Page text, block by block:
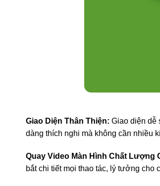
Giao Diện Thân Thiện: Giao diện dễ
dàng thích nghi mà không cần nhiều
Quay Video Màn Hình Chất Lượng
bắt chi tiết mọi thao tác, lý tưởng cho